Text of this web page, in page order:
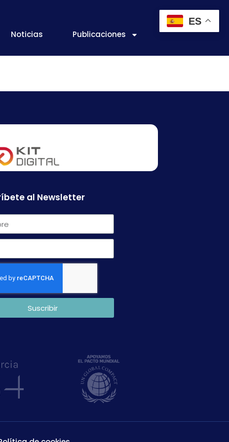
Noticias Publicaciones
al Newsletter
Suscribir
ES